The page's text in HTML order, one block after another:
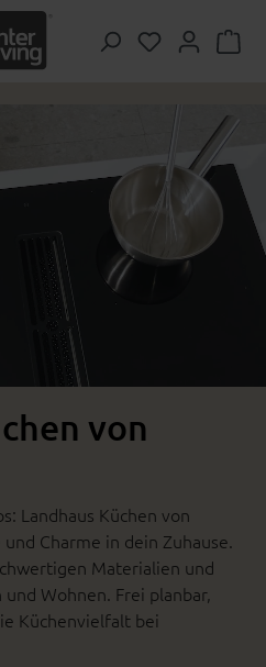
Du hast 0
von
Landhaus Küchen von
Charme in dein Zuhause.
Materialien und
Wohnen. Frei planbar,
Küchenvielfalt bei